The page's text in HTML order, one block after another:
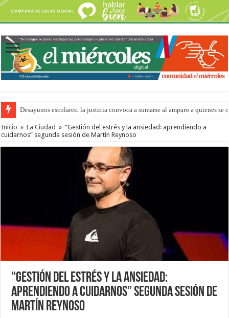
Desayunos escolares: la justicia convoca a sumarse al amparo a quienes se
Inicio » La Ciudad » “Gestión del estrés y la ansiedad: aprendiendo a
cuidarnos” segunda sesión de Martín Reynoso
“Gestión del estrés y la ansiedad:
aprendiendo a cuidarnos” segunda sesión de
Martín Reynoso